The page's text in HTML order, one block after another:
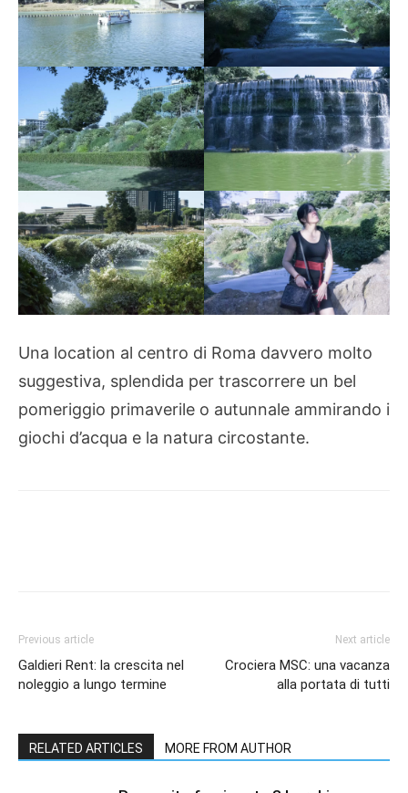
Una location al centro di Roma davvero molto
suggestiva, splendida per trascorrere un bel
pomeriggio primaverile o autunnale ammirando i
giochi d’acqua e la natura circostante.
Previous article
Galdieri Rent: la crescita nel
noleggio a lungo termine
Next article
Crociera MSC: una vacanza
alla portata di tutti
RELATED ARTICLES MORE FROM AUTHOR